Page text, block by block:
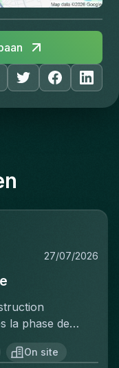
27/07/2026
la phase de
de coordonner
À ce titre, vos
On site